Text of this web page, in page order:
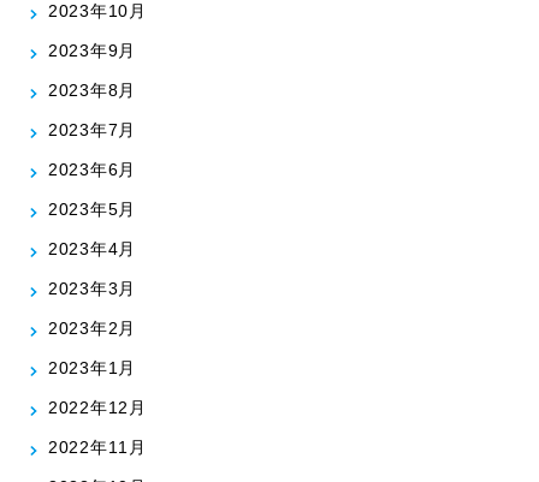
2023年10月
2023年9月
2023年8月
2023年7月
2023年6月
2023年5月
2023年4月
2023年3月
2023年2月
2023年1月
2022年12月
2022年11月